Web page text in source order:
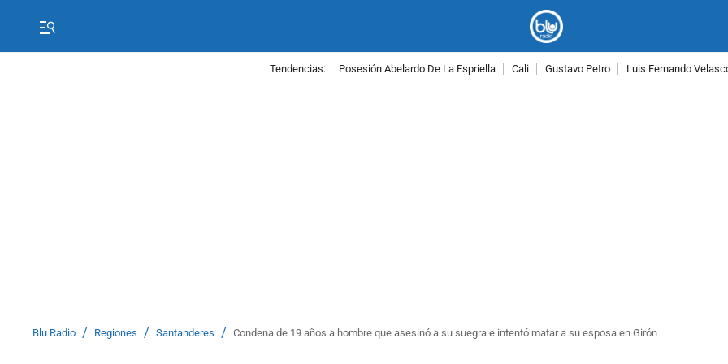
Tendencias: Posesión Abelardo De La Espriella Cali Gustavo Petro Luis Fernando
Blu Radio / Regiones / Santanderes / Condena de 19 años a hombre que asesinó a su suegra e intentó matar a su esposa en Girón